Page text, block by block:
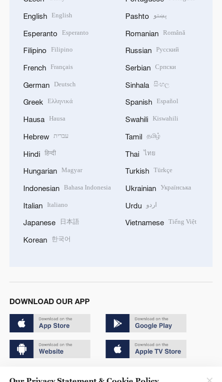
English English
Esperanto Esperanto
Filipino Filipino
French Français
German Deutsch
Greek Ελληνικά
Hausa Hausa
Hebrew עברית
Hindi हिन्दी
Hungarian Magyar
Indonesian Bahasa Indonesia
Italian Italiano
Japanese 日本語
Korean 한국어
Pashto پښتو
Romanian Română
Russian Русский
Serbian Српски
Sinhala සිංහල
Spanish Español
Swahili Kiswahili
Tamil தமிழ்
Thai ไทย
Turkish Türkçe
Ukrainian Українська
Urdu اردو
Vietnamese Tiếng Việt
DOWNLOAD OUR APP